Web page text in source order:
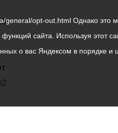
general/opt-out.html Однако это
сайта. Используя этот
о вас Яндексом в порядке и